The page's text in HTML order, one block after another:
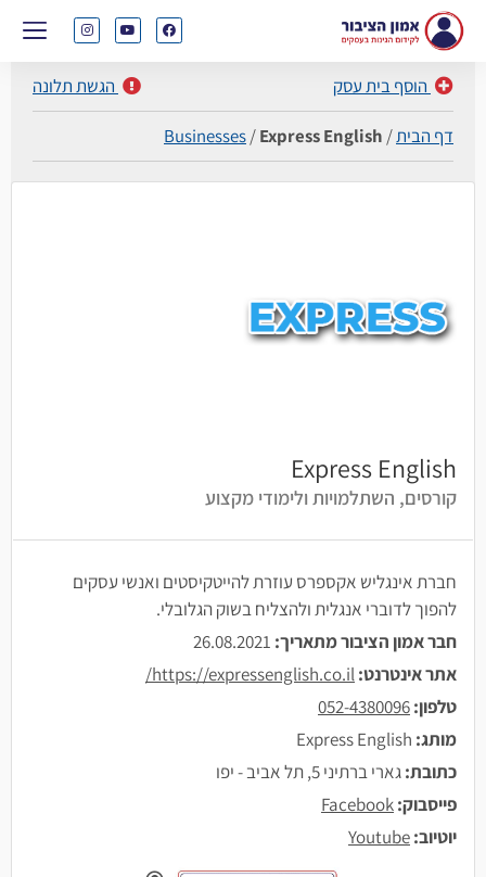
הוסף בית עסק הגשת תלונה
דף הבית/
Businesses/Express English
Express English
קורסים, השתלמויות ולימודי מקצוע
חברת אינגליש אקספרס עוזרת להייטקיסטים ואנשי עסקים
להפוך לדוברי אנגלית ולהצליח בשוק הגלובלי.
חבר אמון הציבור מתאריך:
אתר אינטרנט:https://expressenglish.co.il/
טלפון:052-4380096
מותג:
כתובת:גארי ברתיני 5, תל אביב - יפו
פייסבוק:Facebook
יוטיוב:Youtube